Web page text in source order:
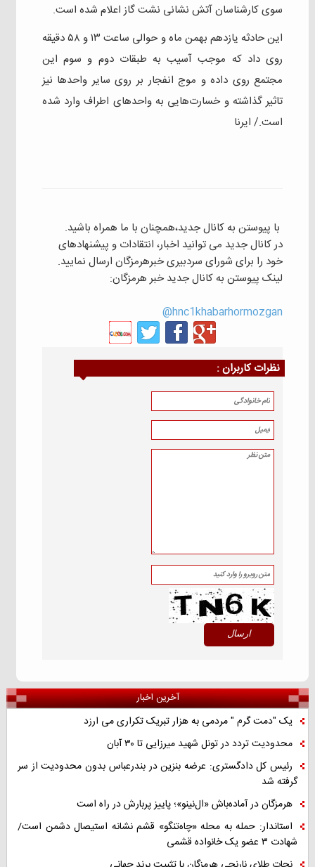
سوی کارشناسان آتش نشانی نشت گاز اعلام شده است.
این حادثه یازدهم بهمن ماه و حوالی ساعت ۱۳ و ۵۸ دقیقه
روی داد که موجب آسیب به طبقات دوم و سوم این
مجتمع روی داده و موج انفجار بر روی سایر واحدها نیز
تاثیر گذاشته و خسارت‌هایی به واحدهای اطراف وارد شده
است./ ایرنا
با پیوستن به کانال جدید،همچنان با ما همراه باشید.
در کانال جدید می توانید اخبار، انتقادات و پیشنهادهای
خود را برای شورای سردبیری خبرهرمزگان ارسال نمایید.
لینک پیوستن به کانال جدید خبر هرمزگان:
hnc1khabarhormozgan@
نظرات كاربران :
آخرین اخبار
یک "دمت گرم " مردمی به هزار تبریک تکراری می ارزد
محدودیت تردد در تونل شهید میرزایی تا ۳۰ آبان
رئیس کل دادگستری: عرضه بنزین در بندرعباس بدون محدودیت از سر
گرفته شد
هرمزگان در آماده‌باش «ال‌نینو»؛ پاییز پربارش در راه است
استاندار: حمله به محله «چاه‌تنگو» قشم نشانه استیصال دشمن است/
شهادت ۳ عضو یک خانواده قشمی